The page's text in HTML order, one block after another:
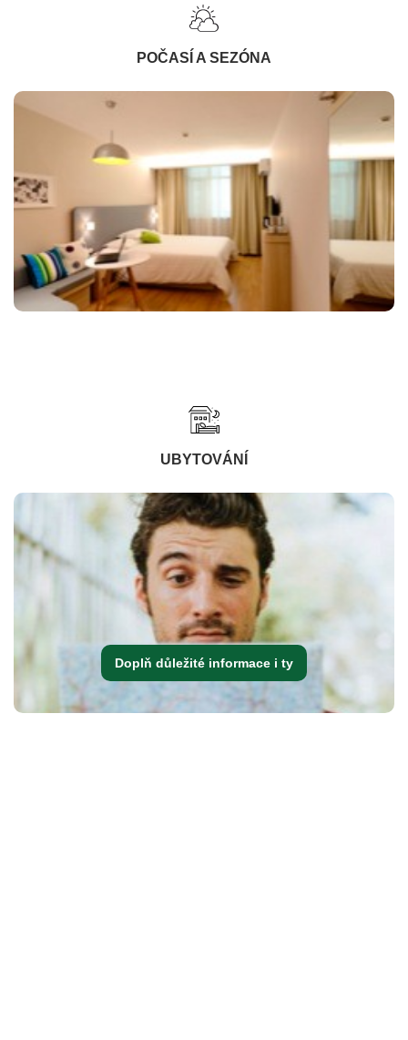
POČASÍ A SEZÓNA
UBYTOVÁNÍ
Doplň důležité informace i ty